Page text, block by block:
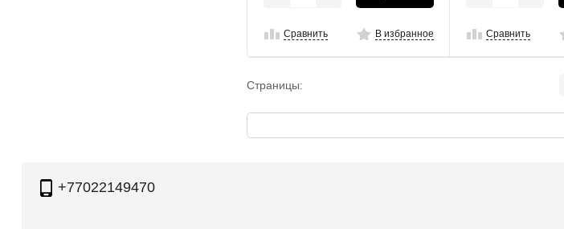
Сравнить В избранное Сравнить
Страницы:
+77022149470